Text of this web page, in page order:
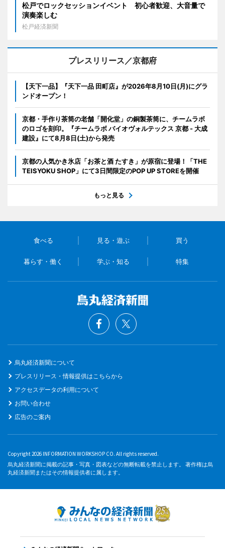
松戸でロックセッションイベント 初心者歓迎、大音量で
演奏楽しむ
松戸経済新聞
プレスリリース／京都府
【天下一品】『天下一品 田町店』が2026年8月10日(月)にグラ
ンドオープン！
京都・手作り茶筒の老舗「開化堂」の銅製茶筒に、チームラボ
のロゴを刻印。『チームラボ バイオヴォルテックス 京都 - 大成
建設』にて8月8日(土)から発売
京都の人気かき氷店「お茶と酒 たすき」が原宿に登場！「THE
TEISYOKU SHOP」にて3日間限定のPOP UP STOREを開催
もっと見る
食べる 見る・遊ぶ 買う
暮らす・働く 学ぶ・知る 特集
烏丸経済新聞について
プレスリリース・情報提供はこちらから
アクセスデータの利用について
お問い合わせ
広告のご案内
Copyright 2026 INFORMATION WORKSHOP CO. All rights reserved.
烏丸経済新聞に掲載の記事・写真・図表などの無断転載を禁止します。 著作権は烏
丸経済新聞またはその情報提供者に属します。